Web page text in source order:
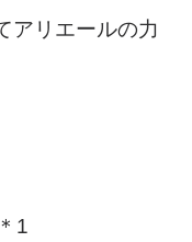
アリエールの力
1